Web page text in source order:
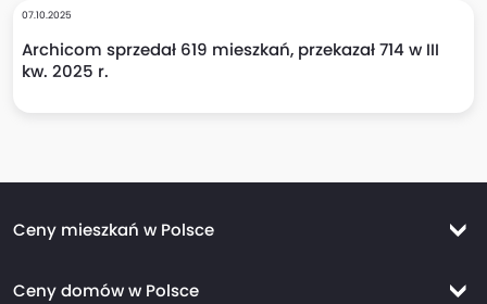
07.10.2025
Archicom sprzedał 619 mieszkań, przekazał 714 w III
kw. 2025 r.
Ceny mieszkań w Polsce
Ceny domów w Polsce